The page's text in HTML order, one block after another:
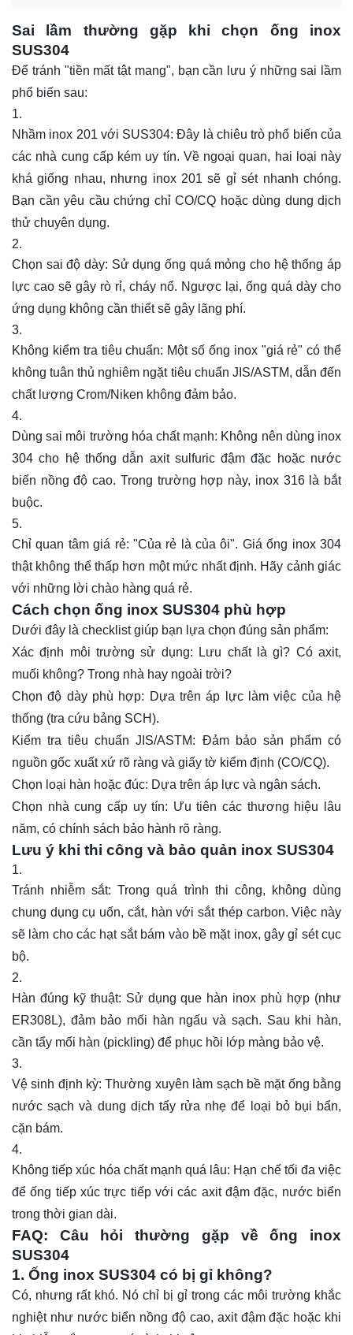
Sai lầm thường gặp khi chọn ống inox
SUS304
Để tránh "tiền mất tật mang", bạn cần lưu ý những sai lầm
phổ biến sau:
Nhầm inox 201 với SUS304: Đây là chiêu trò phổ biến của
các nhà cung cấp kém uy tín. Về ngoại quan, hai loại này
khá giống nhau, nhưng inox 201 sẽ gỉ sét nhanh chóng.
Bạn cần yêu cầu chứng chỉ CO/CQ hoặc dùng dung dịch
thử chuyên dụng.
Chọn sai độ dày: Sử dụng ống quá mỏng cho hệ thống áp
lực cao sẽ gây rò rỉ, cháy nổ. Ngược lại, ống quá dày cho
ứng dụng không cần thiết sẽ gây lãng phí.
Không kiểm tra tiêu chuẩn: Một số ống inox "giá rẻ" có thể
không tuân thủ nghiêm ngặt tiêu chuẩn JIS/ASTM, dẫn đến
chất lượng Crom/Niken không đảm bảo.
Dùng sai môi trường hóa chất mạnh: Không nên dùng inox
304 cho hệ thống dẫn axit sulfuric đậm đặc hoặc nước
biển nồng độ cao. Trong trường hợp này, inox 316 là bắt
buộc.
Chỉ quan tâm giá rẻ: "Của rẻ là của ôi". Giá ống inox 304
thật không thể thấp hơn một mức nhất định. Hãy cảnh giác
với những lời chào hàng quá rẻ.
Cách chọn ống inox SUS304 phù hợp
Dưới đây là checklist giúp bạn lựa chọn đúng sản phẩm:
Xác định môi trường sử dụng: Lưu chất là gì? Có axit,
muối không? Trong nhà hay ngoài trời?
Chọn độ dày phù hợp: Dựa trên áp lực làm việc của hệ
thống (tra cứu bảng SCH).
Kiểm tra tiêu chuẩn JIS/ASTM: Đảm bảo sản phẩm có
nguồn gốc xuất xứ rõ ràng và giấy tờ kiểm định (CO/CQ).
Chọn loại hàn hoặc đúc: Dựa trên áp lực và ngân sách.
Chọn nhà cung cấp uy tín: Ưu tiên các thương hiệu lâu
năm, có chính sách bảo hành rõ ràng.
Lưu ý khi thi công và bảo quản inox SUS304
Tránh nhiễm sắt: Trong quá trình thi công, không dùng
chung dụng cụ uốn, cắt, hàn với sắt thép carbon. Việc này
sẽ làm cho các hạt sắt bám vào bề mặt inox, gây gỉ sét cục
bộ.
Hàn đúng kỹ thuật: Sử dụng que hàn inox phù hợp (như
ER308L), đảm bảo mối hàn ngấu và sạch. Sau khi hàn,
cần tẩy mối hàn (pickling) để phục hồi lớp màng bảo vệ.
Vệ sinh định kỳ: Thường xuyên làm sạch bề mặt ống bằng
nước sạch và dung dịch tẩy rửa nhẹ để loại bỏ bụi bẩn,
cặn bám.
Không tiếp xúc hóa chất mạnh quá lâu: Hạn chế tối đa việc
để ống tiếp xúc trực tiếp với các axit đậm đặc, nước biển
trong thời gian dài.
FAQ: Câu hỏi thường gặp về ống inox
SUS304
1. Ống inox SUS304 có bị gỉ không?
Có, nhưng rất khó. Nó chỉ bị gỉ trong các môi trường khắc
nghiệt như nước biển nồng độ cao, axit đậm đặc hoặc khi